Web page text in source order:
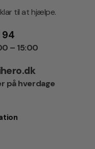
til at hjælpe.
94
– 15:00
på hverdage